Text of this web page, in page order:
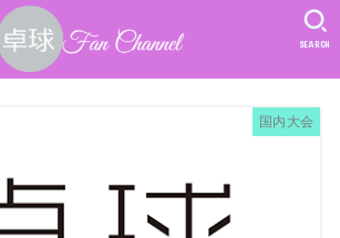
SEARCH
国内大会